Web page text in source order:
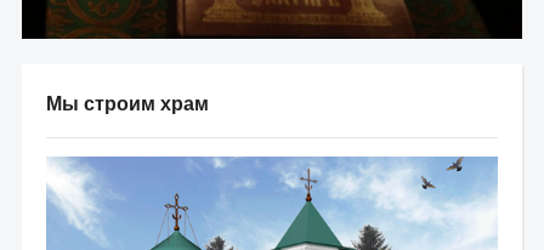
Мы строим храм